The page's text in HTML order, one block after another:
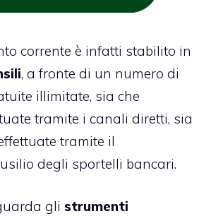
corrente è infatti stabilito in
, a fronte di un numero di
illimitate, sia che
tramite i canali diretti, sia
tramite il
degli sportelli bancari.
gli strumenti